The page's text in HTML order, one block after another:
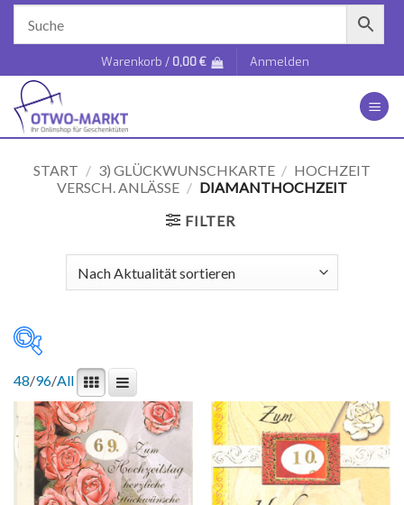
Zum
Inhalt
Warenkorb / 0,00€ Anmelden
START / 3) GLÜCKWUNSCHKARTE / HOCHZEIT
VERSCH. ANLÄSSE / DIAMANTHOCHZEIT
FILTER
1 €
1 2 3 3
Zum Verkauf(246)
48/96/All